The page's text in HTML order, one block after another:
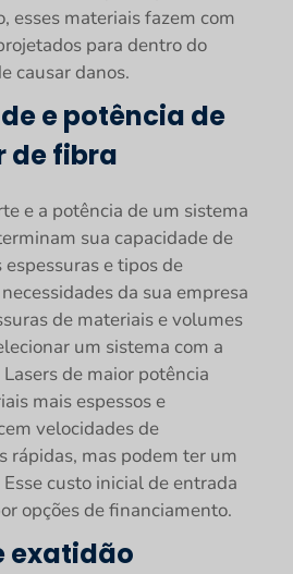
esses materiais fazem com
para dentro do
causar danos.
e potência de
de fibra
e a potência de um sistema
sua capacidade de
e tipos de
da sua empresa
de materiais e volumes
um sistema com a
de maior potência
mais espessos e
velocidades de
rápidas, mas podem ter um
custo inicial de entrada
opções de financiamento.
exatidão